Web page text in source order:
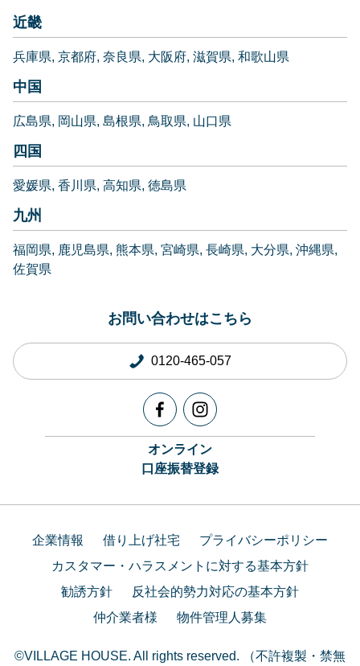
近畿
兵庫県 京都府 奈良県 大阪府 滋賀県 和歌山県
中国
広島県 岡山県 島根県 鳥取県 山口県
四国
愛媛県 香川県 高知県 徳島県
九州
福岡県 鹿児島県 熊本県 宮崎県 長崎県 大分県 沖縄県
佐賀県
お問い合わせはこちら
0120-465-057
オンライン
口座振替登録
企業情報 借り上げ社宅
プライバシーポリシー
カスタマー・ハラスメントに対する基本方針
勧誘方針
反社会的勢力対応の基本方針
仲介業者様
物件管理人募集
©VILLAGE HOUSE. All rights reserved. （不許複製・禁無